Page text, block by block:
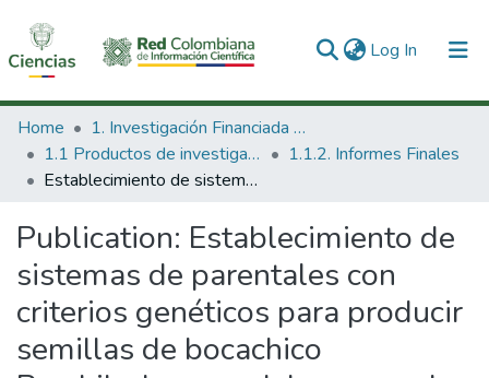
Log In (current)
Communities & Collections
All of DSpace
Home
1. Investigación Financiada con Recursos Públicos
1.1 Productos de investigación
1.1.2. Informes Finales
Establecimiento de sistemas de parentales con criterios genéticos para producir semillas de bocachico Prochilodus magdalenae en el Norte de Colombia.
Publication: Establecimiento de
sistemas de parentales con
criterios genéticos para producir
semillas de bocachico